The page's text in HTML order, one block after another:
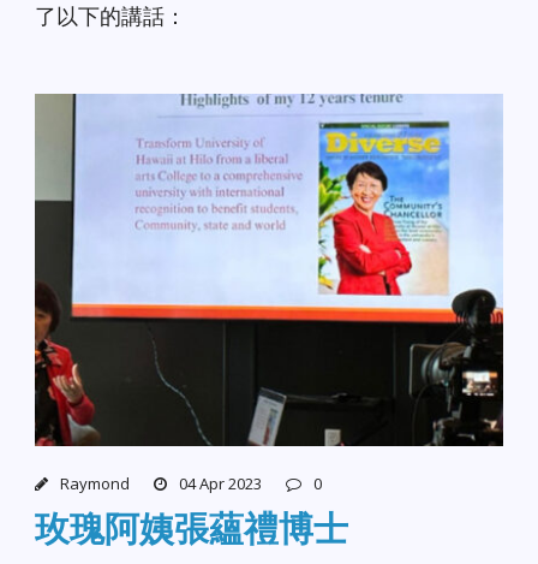
了以下的講話：
Raymond 04 Apr 2023 0
玫瑰阿姨張蘊禮博士